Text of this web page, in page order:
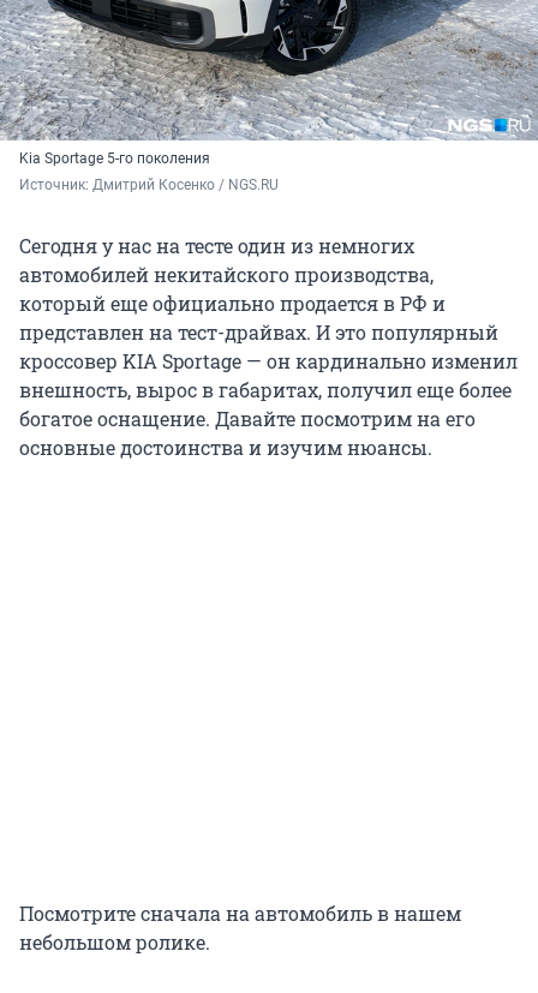
Kia Sportage 5-го поколения
Источник: Дмитрий Косенко / NGS.RU
Сегодня у нас на тесте один из немногих
автомобилей некитайского производства,
который еще официально продается в РФ и
представлен на тест-драйвах. И это популярный
кроссовер KIA Sportage — он кардинально изменил
внешность, вырос в габаритах, получил еще более
богатое оснащение. Давайте посмотрим на его
основные достоинства и изучим нюансы.
Посмотрите сначала на автомобиль в нашем
небольшом ролике.